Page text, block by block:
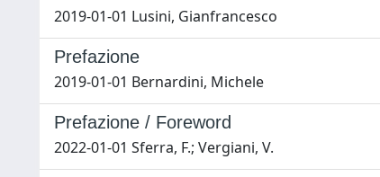
2019-01-01 Lusini, Gianfrancesco
Prefazione
2019-01-01 Bernardini, Michele
Prefazione / Foreword
2022-01-01 Sferra, F.; Vergiani, V.